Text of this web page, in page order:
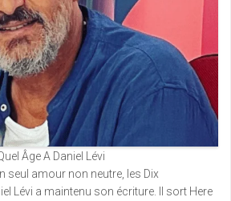
Âge A Daniel Lévi
seul amour non neutre, les Dix
Lévi a maintenu son écriture. Il sort Here